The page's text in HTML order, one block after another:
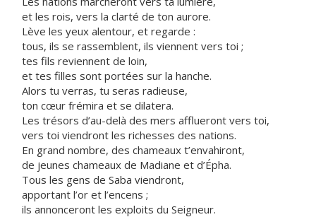
et les rois, vers la clarté de ton aurore.
Lève les yeux alentour, et regarde :
tous, ils se rassemblent, ils viennent vers toi ;
tes fils reviennent de loin,
et tes filles sont portées sur la hanche.
Alors tu verras, tu seras radieuse,
ton cœur frémira et se dilatera.
Les trésors d’au-delà des mers afflueront vers toi,
vers toi viendront les richesses des nations.
En grand nombre, des chameaux t’envahiront,
de jeunes chameaux de Madiane et d’Épha.
Tous les gens de Saba viendront,
apportant l’or et l’encens ;
ils annonceront les exploits du Seigneur.